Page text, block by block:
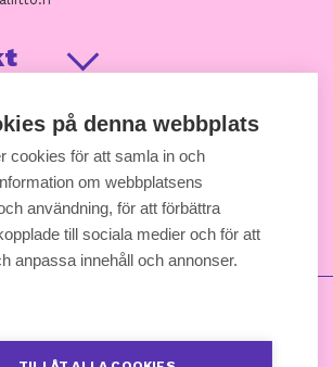
kontaktuppgifter
(kommunforbundet.fi)
på denna webbplats
cookies för att samla in och
om webbplatsens
användning, för att förbättra
till sociala medier och för att
anpassa innehåll och annonser.